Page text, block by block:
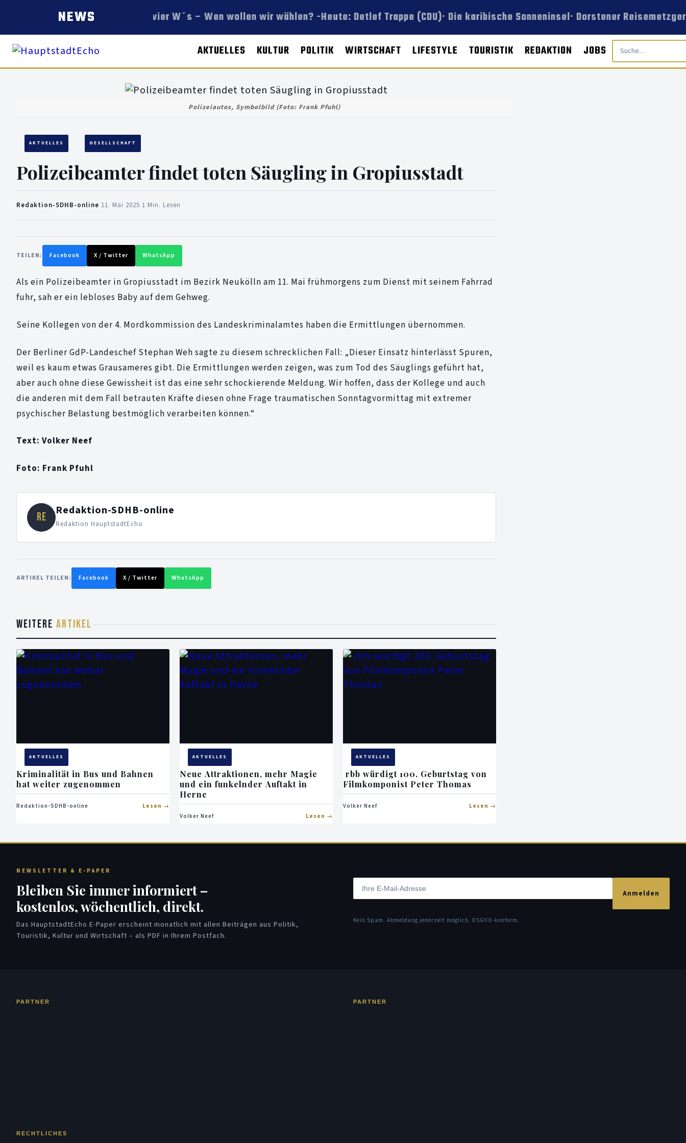
NEWS Die vier W´s – Wen wollen wir wählen? -Heute: Detlef Trappe (CDU) Die karibische Sonneninsel Dorstener
AKTUELLES KULTUR POLITIK WIRTSCHAFT LIFESTYLE TOURISTIK REDAKTION JOBS
Polizeiautos, Symbolbild (Foto: Frank Pfuhl)
AKTUELLES GESELLSCHAFT
Polizeibeamter findet toten Säugling in Gropiusstadt
Redaktion-SDHB-online 11. Mai 2025 1 Min. Lesen
TEILEN: Facebook X / Twitter WhatsApp
Als ein Polizeibeamter in Gropiusstadt im Bezirk Neukölln am 11. Mai frühmorgens zum Dienst mit seinem Fahrrad
fuhr, sah er ein lebloses Baby auf dem Gehweg.
Seine Kollegen von der 4. Mordkommission des Landeskriminalamtes haben die Ermittlungen übernommen.
Der Berliner GdP-Landeschef Stephan Weh sagte zu diesem schrecklichen Fall: „Dieser Einsatz hinterlässt Spuren,
weil es kaum etwas Grausameres gibt. Die Ermittlungen werden zeigen, was zum Tod des Säuglings geführt hat,
aber auch ohne diese Gewissheit ist das eine sehr schockierende Meldung. Wir hoffen, dass der Kollege und auch
die anderen mit dem Fall betrauten Kräfte diesen ohne Frage traumatischen Sonntagvormittag mit extremer
psychischer Belastung bestmöglich verarbeiten können.“
Text: Volker Neef
Foto: Frank Pfuhl
RE Redaktion-SDHB-online
Redaktion HauptstadtEcho
ARTIKEL TEILEN: Facebook X / Twitter WhatsApp
WEITERE ARTIKEL
AKTUELLES
Kriminalität in Bus und Bahnen
hat weiter zugenommen
Redaktion-SDHB-online Lesen
AKTUELLES
Neue Attraktionen, mehr Magie
und ein funkelnder Auftakt in
Herne
Volker Neef Lesen
AKTUELLES
rbb würdigt 100. Geburtstag von
Filmkomponist Peter Thomas
Volker Neef Lesen
NEWSLETTER & E-PAPER
Bleiben Sie immer informiert –
kostenlos, wöchentlich, direkt.
Das HauptstadtEcho E-Paper erscheint monatlich mit allen Beiträgen aus Politik,
Touristik, Kultur und Wirtschaft – als PDF in Ihrem Postfach.
Anmelden
Kein Spam. Abmeldung jederzeit möglich. DSGVO-konform.
PARTNER PARTNER
RECHTLICHES